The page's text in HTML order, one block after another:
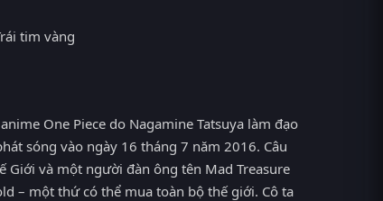
One Piece do Nagamine Tatsuya làm đạo
sóng vào ngày 16 tháng 7 năm 2016. Câu
Giới và một người đàn ông tên Mad Treasure
– một thứ có thể mua toàn bộ thế giới. Cô ta